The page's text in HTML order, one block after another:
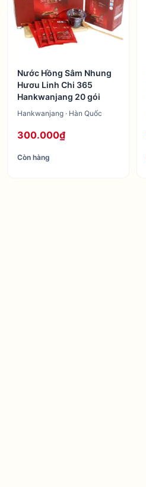
Nước Hồng Sâm Nhung
Hươu Linh Chi 365
Hankwanjang 20 gói
Hankwanjang · Hàn Quốc
300.000₫
Còn hàng